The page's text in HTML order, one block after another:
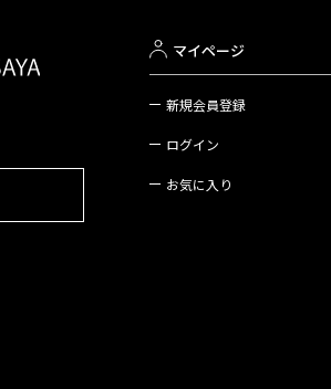
マイページ
新規会員登録
ログイン
お気に入り